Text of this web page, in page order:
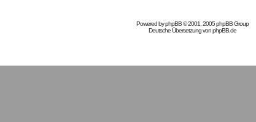
Powered byphpBB© 2001, 2005 phpBB Group
Deutsche Übersetzung vonphpBB.de